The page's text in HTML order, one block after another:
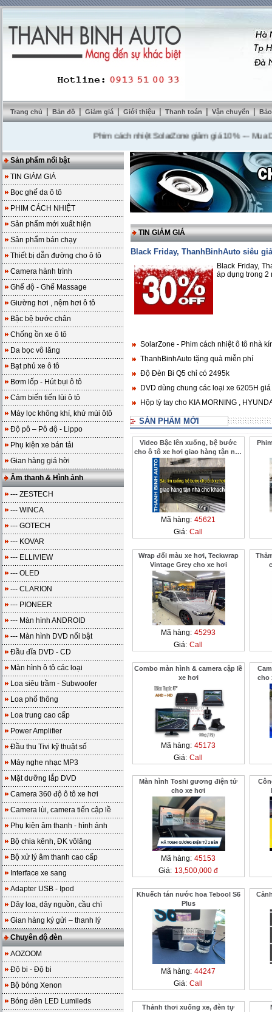
Trang chủ | Bản đồ | Giảm giá | Giới thiệu | Thanh toán | Vận chuyển |
Phim cách nhiệt SolarZone giảm giá 10%---Mua DVD
Sản phẩm nổi bật
TIN GIẢM GIÁ
Bọc ghế da ô tô
PHIM CÁCH NHIỆT
Sản phẩm mới xuất hiện
Sản phẩm bán chạy
Thiết bị dẫn đường cho ô tô
Camera hành trình
Ghế độ - Ghế Massage
Giường hơi , nệm hơi ô tô
Bậc bệ bước chân
Chống ồn xe ô tô
Da bọc vô lăng
Bạt phủ xe ô tô
Bơm lốp - Hút bụi ô tô
Cảm biến tiến lùi ô tô
Máy lọc không khí, khử mùi ôtô
Độ pô – Pô độ - Lippo
Phụ kiện xe bán tải
Gian hàng giá hời
Âm thanh & Hình ảnh
--- ZESTECH
--- WINCA
--- GOTECH
--- KOVAR
--- ELLIVIEW
--- OLED
--- CLARION
--- PIONEER
--- Màn hình ANDROID
--- Màn hình DVD nổi bật
Đầu đĩa DVD - CD
Màn hình ô tô các loại
Loa siêu trầm - Subwoofer
Loa phổ thông
Loa trung cao cấp
Power Amplifier
Đầu thu Tivi kỹ thuật số
Máy nghe nhạc MP3
Mặt dưỡng lắp DVD
Camera 360 độ ô tô xe hơi
Camera lùi, camera tiến cập lề
Phụ kiện âm thanh - hình ảnh
Bộ chia kênh, ĐK vôlăng
Bộ xử lý âm thanh cao cấp
Interface xe sang
Adapter USB - Ipod
Dây loa, dây nguồn, cầu chì
Gian hàng ký gửi – thanh lý
Chuyên độ đèn
AOZOOM
Độ bi - Độ bi
Bộ bóng Xenon
Bóng đèn LED Lumileds
TIN GIẢM GIÁ
Black Friday, ThanhBinhAuto siêu
Black Friday,
áp dụng trong 2
SolarZone - Phim cách nhiệt ô tô nhà
ThanhBinhAuto tặng quà miễn phí
Độ Đèn Bi Q5 chỉ có 2495k
DVD dùng chung các loại xe 6205H
Hộp tỳ tay cho KIA MORNING ,
SẢN PHẨM MỚI
Video Bậc lên xuống, bệ bước
cho ô tô xe hơi giao hàng tận nhà
cho khách ở xa ThanhBinhAuto
Mã hàng: 45621
Giá: Call
Wrap đổi màu xe hơi, Teckwrap
Vintage Grey cho xe hơi
Mã hàng: 45293
Giá: Call
Combo màn hình & camera cập lề
xe hơi
Mã hàng: 45173
Giá: Call
cho
Màn hình Toshi gương điện tử
cho xe hơi
Mã hàng: 45153
Giá: 13,500,000 đ
Khuếch tán nước hoa Tebool S6
Plus
Mã hàng: 44247
Giá: Call
Thảnh thơi xuống xe, đèn tự